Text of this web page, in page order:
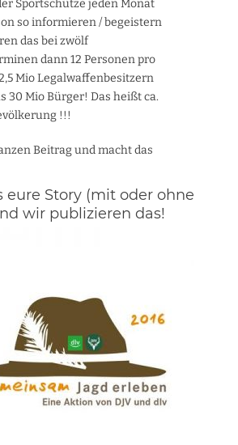
Sportschütze jeden Monat
so informieren / begeistern
das bei zwölf
dann 12 Personen pro
Mio Legalwaffenbesitzern
30 Mio Bürger! Das heißt ca.
!!!
Beitrag und macht das
eure Story (mit oder ohne
wir publizieren das!